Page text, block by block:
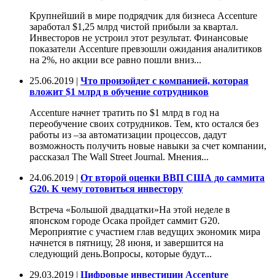
Крупнейший в мире подрядчик для бизнеса Accenture
заработал $1,25 млрд чистой прибыли за квартал.
Инвесторов не устроил этот результат. Финансовые
показатели Accenture превзошли ожидания аналитиков
на 2%, но акции все равно пошли вниз...
25.06.2019 | Что произойдет с компанией, которая
вложит $1 млрд в обучение сотрудников
Accenture начнет тратить по $1 млрд в год на
переобучение своих сотрудников. Тем, кто остался без
работы из –за автоматизации процессов, дадут
возможность получить новые навыки за счет компании,
рассказал The Wall Street Journal. Мнения...
24.06.2019 | От второй оценки ВВП США до саммита
G20. К чему готовиться инвестору
Встреча «Большой двадцатки»На этой неделе в
японском городе Осака пройдет саммит G20.
Мероприятие с участием глав ведущих экономик мира
начнется в пятницу, 28 июня, и завершится на
следующий день.Вопросы, которые будут...
29.03.2019 | Цифровые инвестиции Accenture